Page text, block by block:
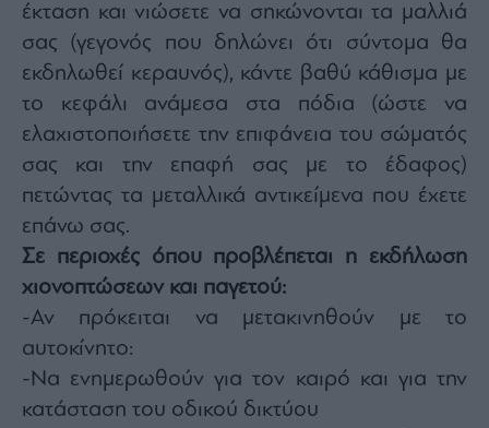
έκταση και νιώσετε να σηκώνονται τα μαλλιά
σας (γεγονός που δηλώνει ότι σύντομα θα
εκδηλωθεί κεραυνός), κάντε βαθύ κάθισμα με
το κεφάλι ανάμεσα στα πόδια (ώστε να
ελαχιστοποιήσετε την επιφάνεια του σώματός
σας και την επαφή σας με το έδαφος)
πετώντας τα μεταλλικά αντικείμενα που έχετε
επάνω σας.
Σε περιοχές όπου προβλέπεται η εκδήλωση
χιονοπτώσεων και παγετού:
-Αν πρόκειται να μετακινηθούν με το
αυτοκίνητο:
-Να ενημερωθούν για τον καιρό και για την
κατάσταση του οδικού δικτύου